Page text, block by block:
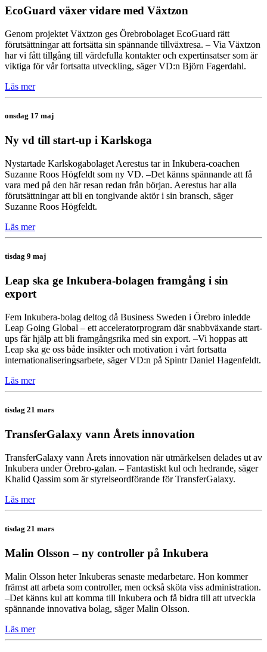
EcoGuard växer vidare med Växtzon
Genom projektet Växtzon ges Örebrobolaget EcoGuard rätt
förutsättningar att fortsätta sin spännande tillväxtresa. – Via Växtzon
har vi fått tillgång till värdefulla kontakter och expertinsatser som är
viktiga för vår fortsatta utveckling, säger VD:n Björn Fagerdahl.
Läs mer
onsdag 17 maj
Ny vd till start-up i Karlskoga
Nystartade Karlskogabolaget Aerestus tar in Inkubera-coachen
Suzanne Roos Högfeldt som ny VD. –Det känns spännande att få
vara med på den här resan redan från början. Aerestus har alla
förutsättningar att bli en tongivande aktör i sin bransch, säger
Suzanne Roos Högfeldt.
Läs mer
tisdag 9 maj
Leap ska ge Inkubera-bolagen framgång i sin
export
Fem Inkubera-bolag deltog då Business Sweden i Örebro inledde
Leap Going Global – ett acceleratorprogram där snabbväxande start-
ups får hjälp att bli framgångsrika med sin export. –Vi hoppas att
Leap ska ge oss både insikter och motivation i vårt fortsatta
internationaliseringsarbete, säger VD:n på Spintr Daniel Hagenfeldt.
Läs mer
tisdag 21 mars
TransferGalaxy vann Årets innovation
TransferGalaxy vann Årets innovation när utmärkelsen delades ut av
Inkubera under Örebro-galan. – Fantastiskt kul och hedrande, säger
Khalid Qassim som är styrelseordförande för TransferGalaxy.
Läs mer
tisdag 21 mars
Malin Olsson – ny controller på Inkubera
Malin Olsson heter Inkuberas senaste medarbetare. Hon kommer
främst att arbeta som controller, men också sköta viss administration.
–Det känns kul att komma till Inkubera och få bidra till att utveckla
spännande innovativa bolag, säger Malin Olsson.
Läs mer